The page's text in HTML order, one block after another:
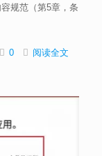
规范（第5章，条
0 阅读全文